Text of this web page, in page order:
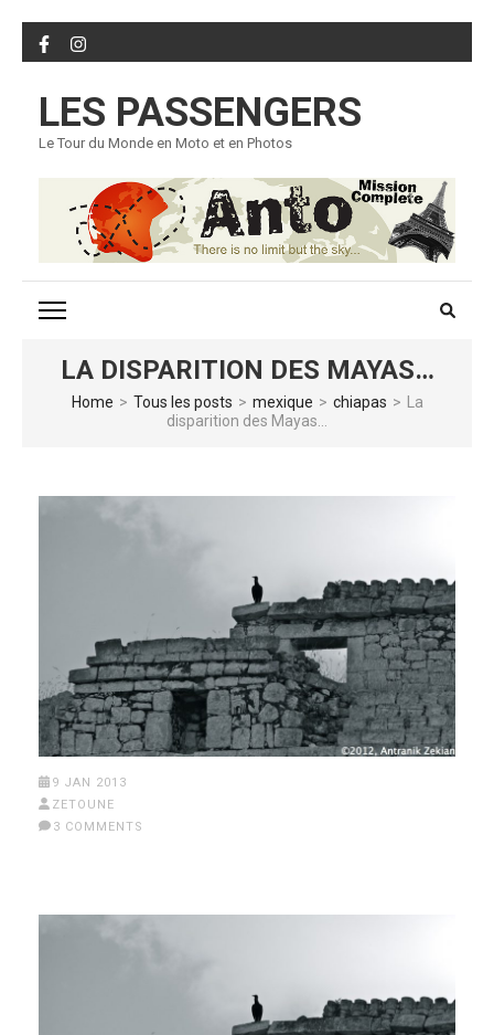
Skip
to
(Press
Enter)
LES PASSENGERS
Le Tour du Monde en Moto et en Photos
LA DISPARITION DES MAYAS…
Home > Tous les posts > mexique > chiapas >
La
disparition des Mayas…
9 JAN 2013
ZETOUNE
3 COMMENTS